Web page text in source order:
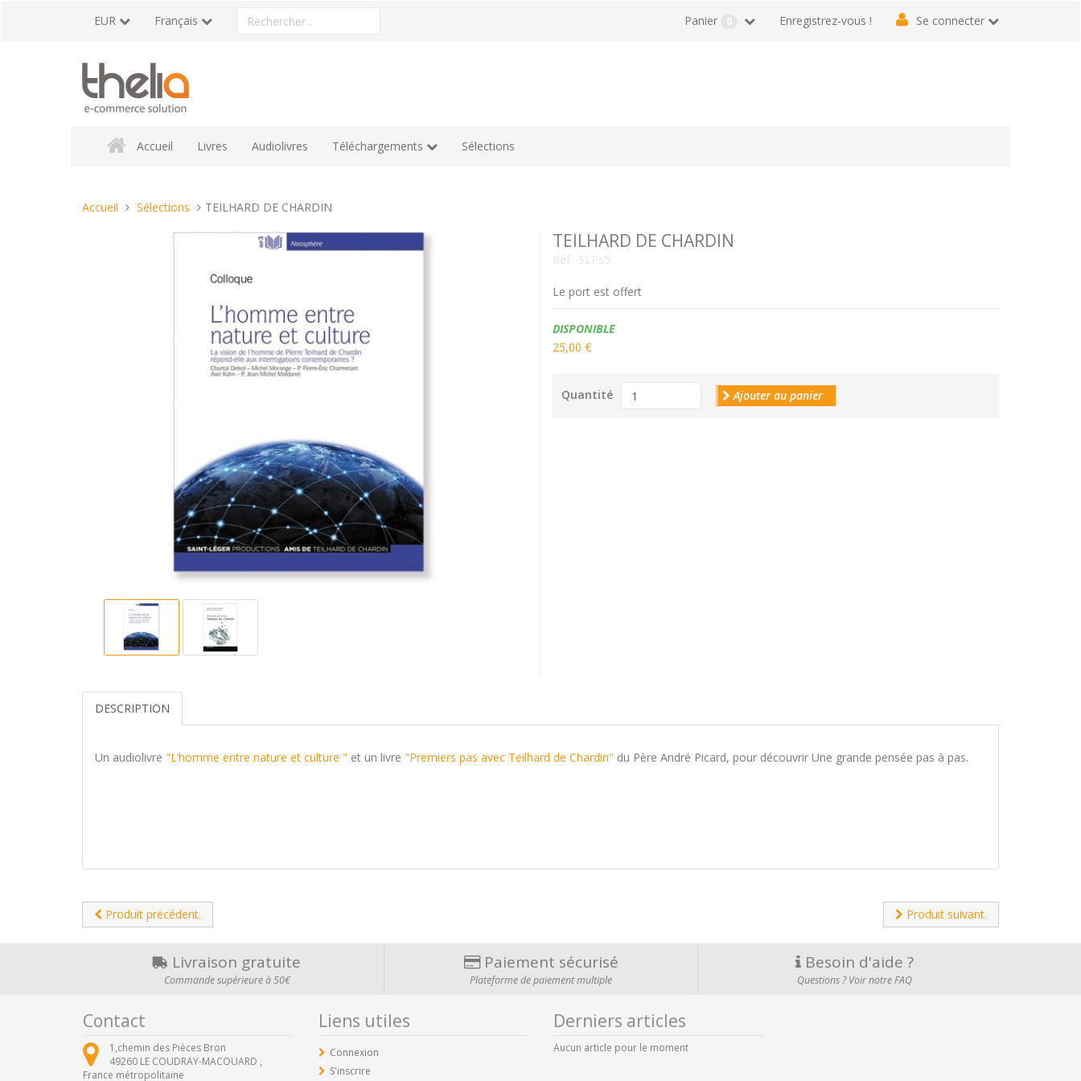
EUR Français
Rechercher
un
Enregistrez-vous ! Se connecter
Panier 0
Accueil Livres Audiolivres Téléchargements Sélections
Vous
Accueil Sélections TEILHARD DE CHARDIN
TEILHARD DE CHARDIN
Réf.: SLPs5
Le port est offert
Disponibilité:
DISPONIBLE
25,00 €
Quantité Ajouter au panier
DESCRIPTION
Un audiolivre "L’homme entre nature et culture " et un livre "Premiers pas avec Teilhard de Chardin" du Père André Picard, pour découvrir Une grande pensée pas à pas.
Produit précédent. Produit suivant.
Livraison gratuite
Commande supérieure à 50€
Paiement sécurisé
Plateforme de paiement multiple
Besoin d'aide ?
Questions ? Voir notre FAQ
Contact
1,chemin des Pièces Bron
49260 LE COUDRAY-MACOUARD ,
France métropolitaine
Liens utiles
Connexion
S'inscrire
Derniers articles
Aucun article pour le moment